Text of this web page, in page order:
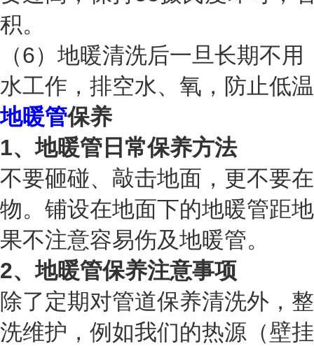
积。
（6）地暖清洗后一旦长期不
水工作，排空水、氧，防止低
地暖管保养
1、地暖管日常保养方法
不要砸碰、敲击地面，更不要
物。铺设在地面下的地暖管距
果不注意容易伤及地暖管。
2、地暖管保养注意事项
除了定期对管道保养清洗外，
洗维护，例如我们的热源（壁